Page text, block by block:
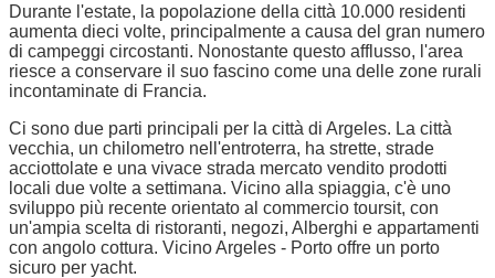
Durante l'estate, la popolazione della città 10.000 residenti
aumenta dieci volte, principalmente a causa del gran numero
di campeggi circostanti. Nonostante questo afflusso, l'area
riesce a conservare il suo fascino come una delle zone rurali
incontaminate di Francia.
Ci sono due parti principali per la città di Argeles. La città
vecchia, un chilometro nell'entroterra, ha strette, strade
acciottolate e una vivace strada mercato vendito prodotti
locali due volte a settimana. Vicino alla spiaggia, c'è uno
sviluppo più recente orientato al commercio toursit, con
un'ampia scelta di ristoranti, negozi, Alberghi e appartamenti
con angolo cottura. Vicino Argeles - Porto offre un porto
sicuro per yacht.